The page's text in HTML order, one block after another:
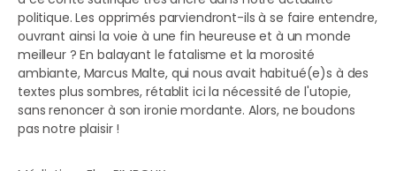
politique. Les opprimés parviendront-ils à se faire entendre,
ouvrant ainsi la voie à une fin heureuse et à un monde
meilleur ? En balayant le fatalisme et la morosité
ambiante, Marcus Malte, qui nous avait habitué(e)s à des
textes plus sombres, rétablit ici la nécessité de l'utopie,
sans renoncer à son ironie mordante. Alors, ne boudons
pas notre plaisir !